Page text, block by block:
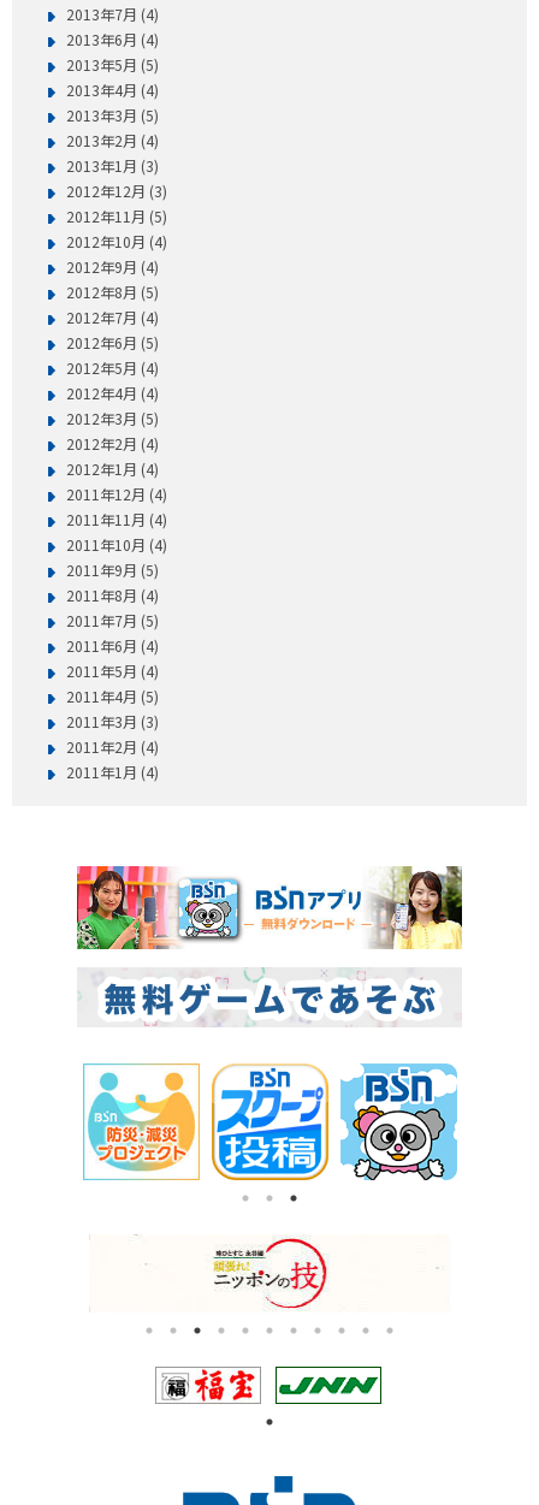
2013年7月 (4)
2013年6月 (4)
2013年5月 (5)
2013年4月 (4)
2013年3月 (5)
2013年2月 (4)
2013年1月 (3)
2012年12月 (3)
2012年11月 (5)
2012年10月 (4)
2012年9月 (4)
2012年8月 (5)
2012年7月 (4)
2012年6月 (5)
2012年5月 (4)
2012年4月 (4)
2012年3月 (5)
2012年2月 (4)
2012年1月 (4)
2011年12月 (4)
2011年11月 (4)
2011年10月 (4)
2011年9月 (5)
2011年8月 (4)
2011年7月 (5)
2011年6月 (4)
2011年5月 (4)
2011年4月 (5)
2011年3月 (3)
2011年2月 (4)
2011年1月 (4)